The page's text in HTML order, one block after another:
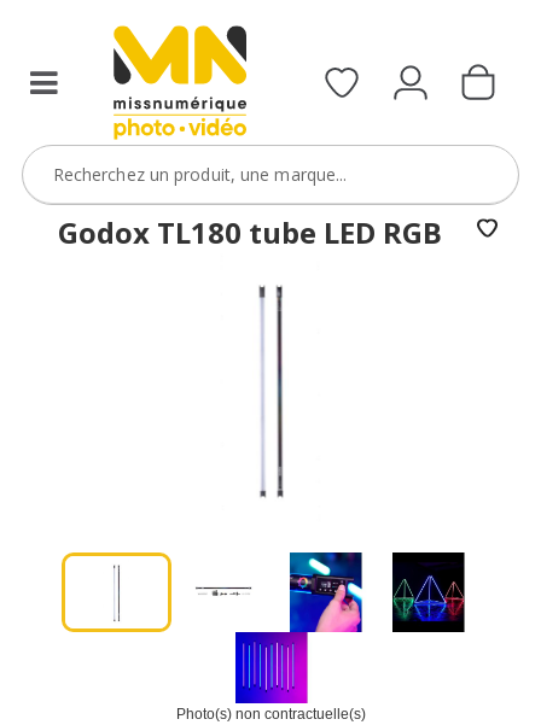
Godox TL180 tube LED RGB
Photo(s) non contractuelle(s)